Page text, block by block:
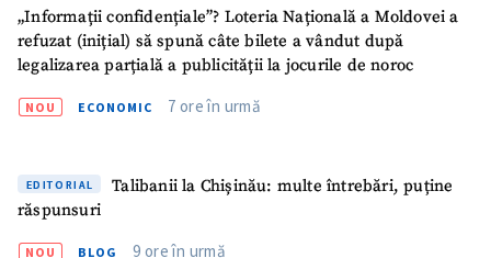
„Informații confidențiale”? Loteria Națională a Moldovei a
refuzat (inițial) să spună câte bilete a vândut după
legalizarea parțială a publicității la jocurile de noroc
NOU ECONOMIC 7 ore în urmă
EDITORIAL
Talibanii la Chișinău: multe întrebări, puține
răspunsuri
NOU BLOG 9 ore în urmă